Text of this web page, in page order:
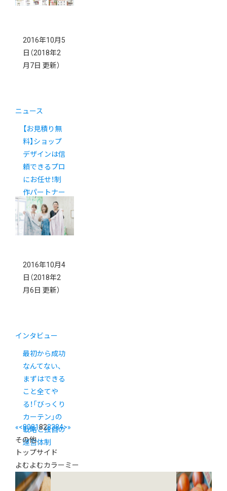
2016年10月5
日 （2018年2
月7日 更新）
ニュース
【お見積り無
料】ショップ
デザインは信
頼できるプロ
にお任せ！制
作パートナー
紹介サービス
2016年10月4
日 （2018年2
月6日 更新）
インタビュー
最初から成功
なんてない、
まずはできる
こと全てや
る！「びっくり
カーテン」の
戦略と独自の
運営体制
«<8081828384>»
その他
トップサイド
よむよむカラーミー